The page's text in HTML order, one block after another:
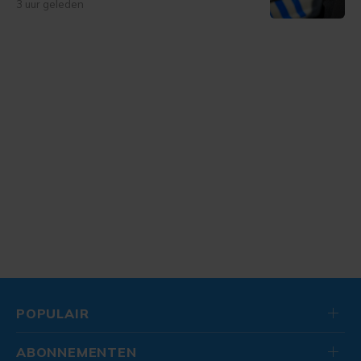
3 uur geleden
POPULAIR
ABONNEMENTEN